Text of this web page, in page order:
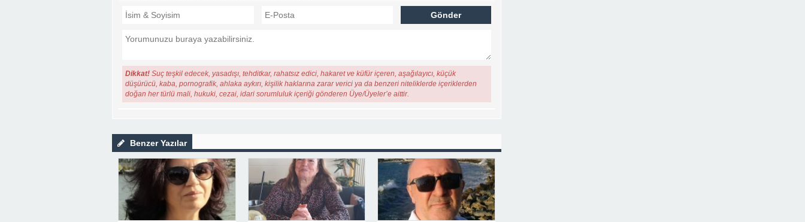
Dikkat! Suç teşkil edecek, yasadışı, tehditkar, rahatsız edici, hakaret ve küfür içeren, aşağılayıcı, küçük
düşürücü, kaba, pornografik, ahlaka aykırı, kişilik haklarına zarar verici ya da benzeri niteliklerde içeriklerden
doğan her türlü mali, hukuki, cezai, idari sorumluluk içeriği gönderen Üye/Üyeler’e aittir.
Benzer Yazılar